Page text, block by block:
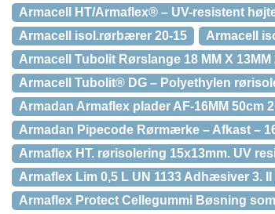
Armacell HT/Armaflex® – UV-resistent
Armacell isol.rørbærer 20-15
Armacell
Armacell Tubolit Rørslange 18 MM X 13MM
Armacell Tubolit® DG – Polyethylen
Armadan Armaflex plader AF-16MM 50cm
Armadan Pipecode Rørmærke – Afkast –
Armaflex HT. rørisolering 15x13mm. UV
Armaflex Lim 0,5 L UN 1133 Adhæsiver 3. II
Armaflex Protect Cellegummi Bøsning